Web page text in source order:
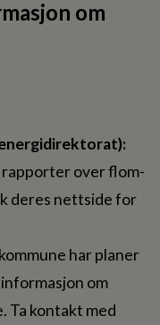
om
over flom-
deres nettside for
har planer
om
Ta kontakt med